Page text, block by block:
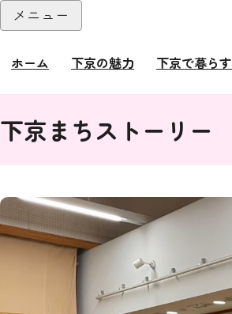
本文へ
メニュー
ホーム 下京の魅力 下京で暮らす
下京まちストーリー